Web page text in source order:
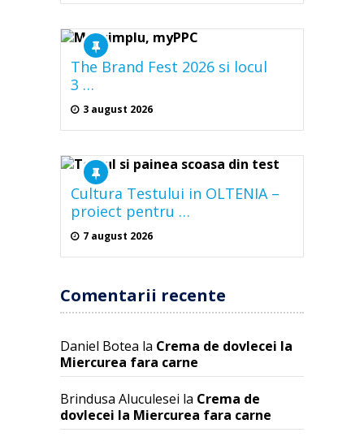
The Brand Fest 2026 si locul
3 …
3 august 2026
Cultura Testului in OLTENIA –
proiect pentru …
7 august 2026
Comentarii recente
Daniel Botea la Crema de dovlecei la
Miercurea fara carne
Brindusa Aluculesei la Crema de
dovlecei la Miercurea fara carne